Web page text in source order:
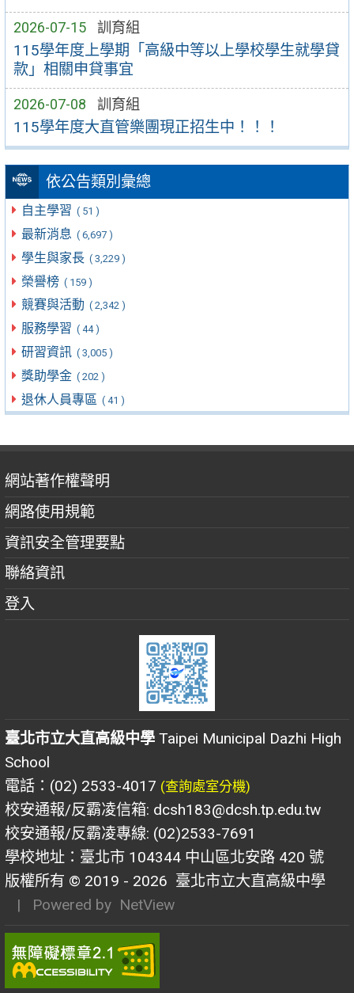
2026-07-15 訓育組
115學年度上學期「高級中等以上學校學生就學貸
款」相關申貸事宜
2026-07-08 訓育組
115學年度大直管樂團現正招生中！！！
依公告類別彙總
自主學習 ( 51 )
最新消息 ( 6,697 )
學生與家長 ( 3,229 )
榮譽榜 ( 159 )
競賽與活動 ( 2,342 )
服務學習 ( 44 )
研習資訊 ( 3,005 )
獎助學金 ( 202 )
退休人員專區 ( 41 )
網站著作權聲明
網路使用規範
資訊安全管理要點
聯絡資訊
登入
臺北市立大直高級中學 Taipei Municipal Dazhi High
School
電話：(02) 2533-4017 (查詢處室分機)
校安通報/反霸凌信箱: dcsh183@dcsh.tp.edu.tw
校安通報/反霸凌專線: (02)2533-7691
學校地址：臺北市 104344 中山區北安路 420 號
版權所有 © 2019 - 2026 臺北市立大直高級中學
| Powered by NetView